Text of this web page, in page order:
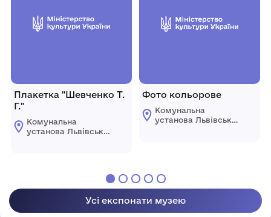
Плакетка "Шевченко Т.
Г."
Комунальна
установа Львівської
Львові"
Фото кольорове
Комунальна
установа Львівської
Львові"
Усі експонати музею